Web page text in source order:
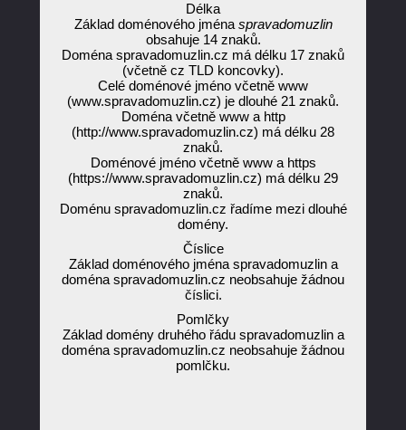
Délka
Základ doménového jména spravadomuzlin
obsahuje 14 znaků.
Doména spravadomuzlin.cz má délku 17 znaků
(včetně cz TLD koncovky).
Celé doménové jméno včetně www
(www.spravadomuzlin.cz) je dlouhé 21 znaků.
Doména včetně www a http
(http://www.spravadomuzlin.cz) má délku 28
znaků.
Doménové jméno včetně www a https
(https://www.spravadomuzlin.cz) má délku 29
znaků.
Doménu spravadomuzlin.cz řadíme mezi dlouhé
domény.
Číslice
Základ doménového jména spravadomuzlin a
doména spravadomuzlin.cz neobsahuje žádnou
číslici.
Pomlčky
Základ domény druhého řádu spravadomuzlin a
doména spravadomuzlin.cz neobsahuje žádnou
pomlčku.